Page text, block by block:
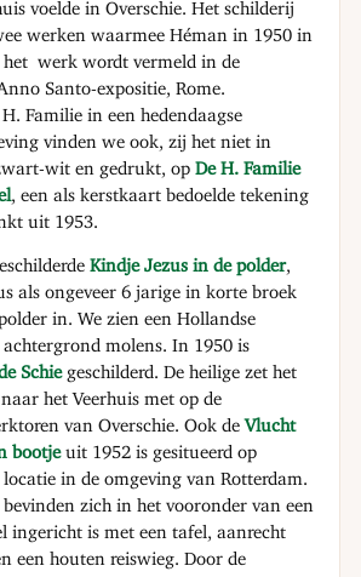
voelde in Overschie. Het schilderij
werken waarmee Héman in 1950 in
het werk wordt vermeld in de
Santo-expositie, Rome.
Familie in een hedendaagse
vinden we ook, zij het niet in
wit en gedrukt, opDe H. Familie
, een als kerstkaart bedoelde tekening
uit 1953.
Kindje Jezus in de polder,
als ongeveer 6 jarige in korte broek
in. We zien een Hollandse
achtergrond molens. In 1950 is
Schie geschilderd. De heilige zet het
het Veerhuis met op de
van Overschie. Ook de Vlucht
bootjeuit 1952 is gesitueerd op
locatie in de omgeving van Rotterdam.
zich in het vooronder van een
ingericht is met een tafel, aanrecht
een houten reiswieg. Door de